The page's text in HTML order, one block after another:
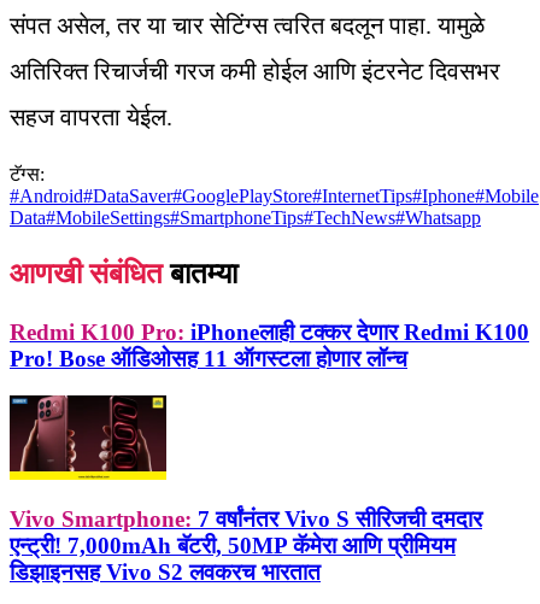
संपत असेल, तर या चार सेटिंग्स त्वरित बदलून पाहा. यामुळे
अतिरिक्त रिचार्जची गरज कमी होईल आणि इंटरनेट दिवसभर
सहज वापरता येईल.
टॅग्स:
#Android#DataSaver#GooglePlayStore#InternetTips#Iphone#Mobile
Data#MobileSettings#SmartphoneTips#TechNews#Whatsapp
आणखी संबंधित बातम्या
Redmi K100 Pro: iPhoneलाही टक्कर देणार Redmi K100
Pro! Bose ऑडिओसह 11 ऑगस्टला होणार लॉन्च
Vivo Smartphone: 7 वर्षांनंतर Vivo S सीरिजची दमदार
एन्ट्री! 7,000mAh बॅटरी, 50MP कॅमेरा आणि प्रीमियम
डिझाइनसह Vivo S2 लवकरच भारतात